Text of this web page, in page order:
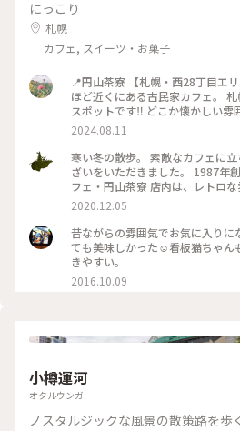
にっこり
札幌
カフェ, スイーツ・お菓子
📍円山茶寮 【札幌・西28丁目エリア】 地下鉄西28丁目
ほど近くにある古民家カフェ。
スポットです‼︎ どこか懐かしい雰囲気が漂う店内で 過ごすひと
ときが大好きです☺️ 夏は風鈴の音を聴きながら美味しい 甘味
とお茶をいただくのが至高です🎐 札幌を訪れると必ず立ち寄
りたくなる場所です‼︎
2024.08.11
寒い冬の散歩。 素敵なカフェに
ざいをいただきました。 1987年創業の札幌では老舗古民家カ
フェ・円山茶寮 店内は、レトロ
ってりとしたぜんざいは、お椀に
で、箸休めのお漬物と一緒に 最
人気のいちごぜんざいや抹茶ぜん
事も気になりました。 またのお
#冬を味わう #札幌 #古民家カフェ
2020.12.05
昔ながらの雰囲気でお気に入りに
ても美味しかった☺︎看板猫ちゃん
きやすい。
2016.10.09
小樽運河
オタルウンガ
ノスタルジックな風景の散策路を歩